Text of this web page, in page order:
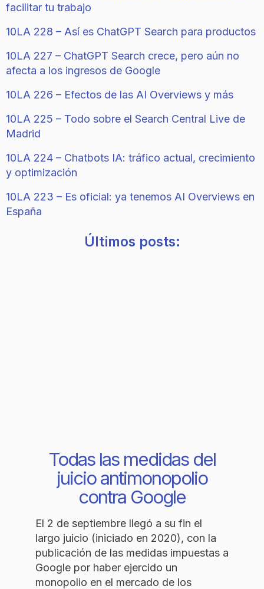
facilitar tu trabajo
10LA 228 – Así es ChatGPT Search para productos
10LA 227 – ChatGPT Search crece, pero aún no
afecta a los ingresos de Google
10LA 226 – Efectos de las AI Overviews y más
10LA 225 – Todo sobre el Search Central Live de
Madrid
10LA 224 – Chatbots IA: tráfico actual, crecimiento
y optimización
10LA 223 – Es oficial: ya tenemos AI Overviews en
España
Últimos posts:
Todas las medidas del
juicio antimonopolio
contra Google
El 2 de septiembre llegó a su fin el
largo juicio (iniciado en 2020), con la
publicación de las medidas impuestas a
Google por haber ejercido un
monopolio en el mercado de los